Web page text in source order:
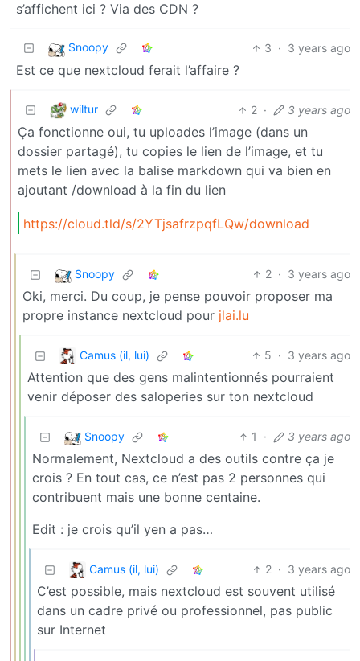
s’affichent ici ? Via des CDN ?
Snoopy 3 · 3 years ago
Est ce que nextcloud ferait l’affaire ?
wiltur 2 · 3 years ago
Ça fonctionne oui, tu uploades l’image (dans un
dossier partagé), tu copies le lien de l’image, et tu
mets le lien avec la balise markdown qui va bien en
ajoutant /download à la fin du lien
https://cloud.tld/s/2YTjsafrzpqfLQw/download
Snoopy 2 · 3 years ago
Oki, merci. Du coup, je pense pouvoir proposer ma
propre instance nextcloud pour jlai.lu
Camus (il, lui) 5 · 3 years ago
Attention que des gens malintentionnés pourraient
venir déposer des saloperies sur ton nextcloud
Snoopy 1 · 3 years ago
Normalement, Nextcloud a des outils contre ça je
crois ? En tout cas, ce n’est pas 2 personnes qui
contribuent mais une bonne centaine.
Edit : je crois qu’il yen a pas…
Camus (il, lui) 2 · 3 years ago
C’est possible, mais nextcloud est souvent utilisé
dans un cadre privé ou professionnel, pas public
sur Internet